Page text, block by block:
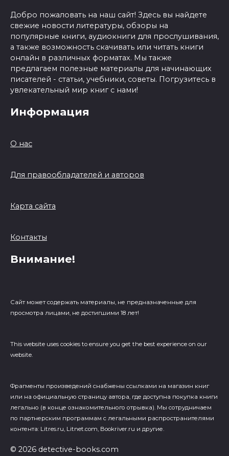
Добро пожаловать на наш сайт! Здесь вы найдете
свежие новости литературы, обзоры на
популярные книги, аудиокниги для прослушивания,
а также возможность скачивать или читать книги
онлайн в различных форматах. Мы также
предлагаем полезные материалы для начинающих
писателей - статьи, учебники, советы. Погрузитесь в
увлекательный мир книг с нами!
Информация
О нас
Для правообладателей и авторов
Карта сайта
Контакты
Внимание!
Сайт может содержать материалы, не предназначенные для
просмотра лицами, не достигшими 18 лет!
This website uses cookies to ensure you get the best experience on our
website.
Фрагменты произведений cнабжены ссылками на магазин книг
или на официальную страницу автора, где доступна покупка книги
легально (в конце ознакомительного отрывка). Мы сотрудничаем
по партнерским программам с легальными распространителями
контента: Litres.ru, Litnet.com, Bookriver.ru и другие.
© 2026 detective-books.com